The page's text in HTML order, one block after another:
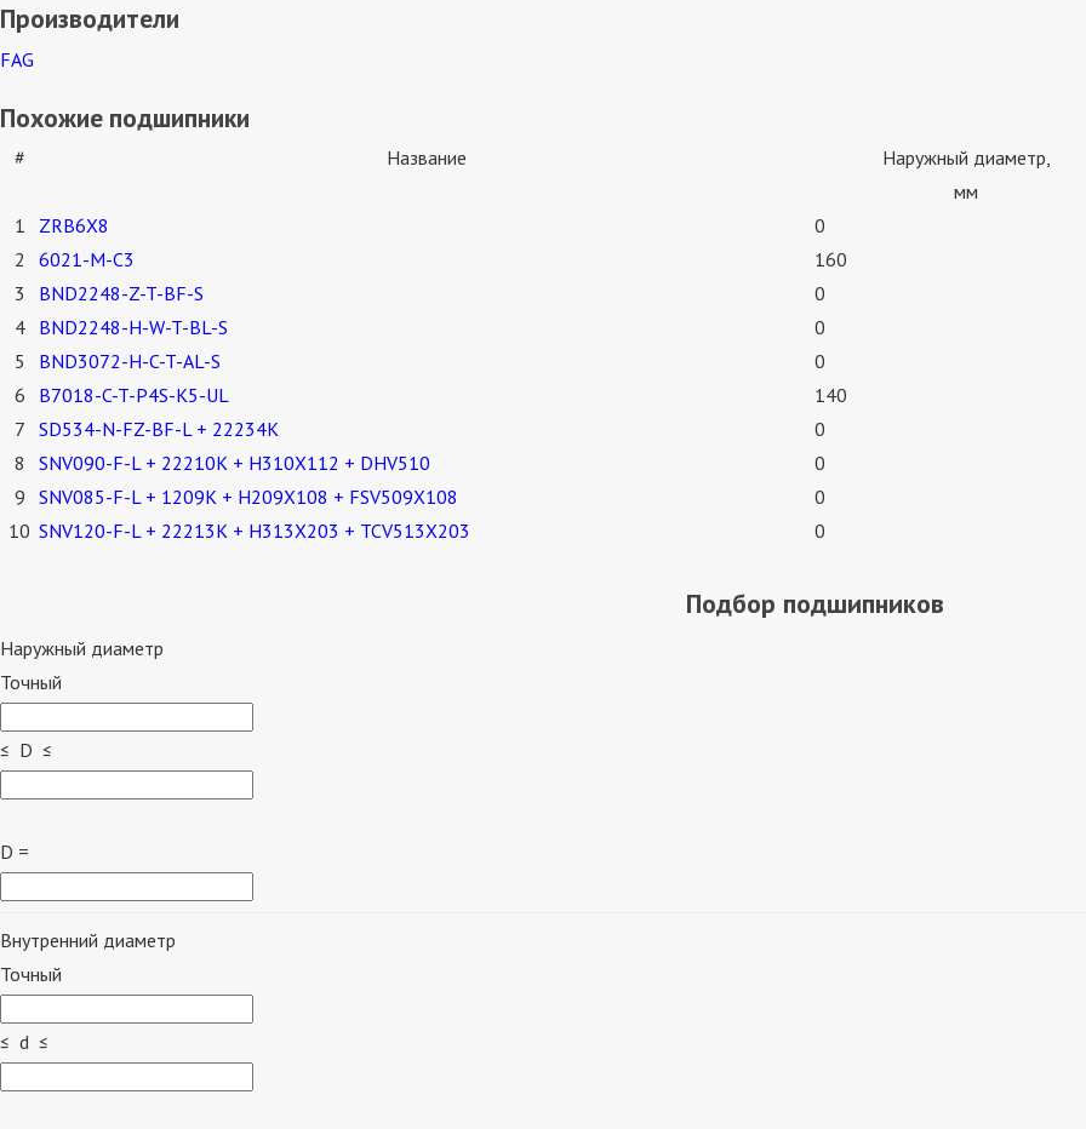
Производители
FAG
Похожие подшипники
# Название
Наружный диаметр,
мм
1
ZRB6X8 0
2
6021-M-C3 160
3
BND2248-Z-T-BF-S 0
4
BND2248-H-W-T-BL-S 0
5
BND3072-H-C-T-AL-S 0
6
B7018-C-T-P4S-K5-UL 140
7 SD534-N-FZ-BF-L + 22234K 0
8
SNV090-F-L + 22210K + H310X112 + DHV510 0
9 SNV085-F-L + 1209K + H209X108 + FSV509X108 0
10 SNV120-F-L + 22213K + H313X203 + TCV513X203 0
Подбор подшипников
Наружный диаметр
Точный
≤ D ≤
D =
Внутренний диаметр
Точный
≤ d ≤